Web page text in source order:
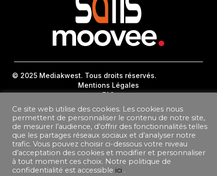
© 2025 Mediakwest. Tous droits réservés.
Mentions Légales
FAQ
Contact
Plan Du Site
DONNEES PERSONNELLES
CONDITIONS GÉNÉRALES DE VENTE ABONNEMENT
CONDITIONS GÉNÉRALES D’UTILISATION
Ce site web utilise des cookies. Les cookies nous
permettent de personnaliser le contenu de notre site,
de mesurer l’audience, d’offrir des fonctionnalités telles
que les partages réseaux sociaux et d’analyser notre
trafic. Vous pouvez choisir ci-dessous votre niveau
d’acceptation des cookies et modifier et personnaliser
à tout moment ces choix. Notre politique de
confidentialité est accessible ici .